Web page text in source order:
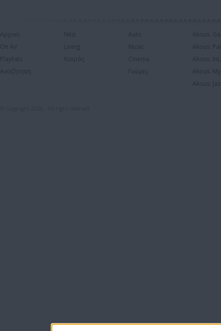
Αρχική
On Air
Playlists
Αναζήτηση
Νέα
Living
Καιρός
Auto
Music
Cinema
Γνώμες
Akous.
Akous.
Akous.
Akous.
Akous.